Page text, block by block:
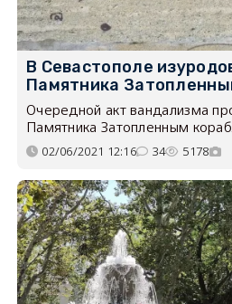
В Севастополе
Памятника
Очередной акт вандализма
Памятника Затопленным
02/06/2021 12:16 34 5178